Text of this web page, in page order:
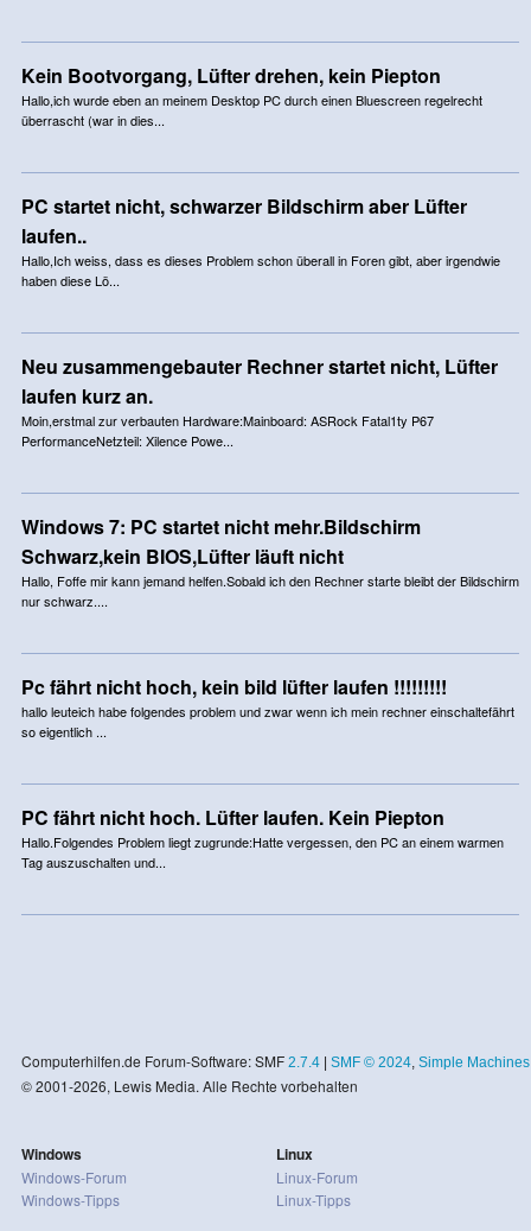
Kein Bootvorgang, Lüfter drehen, kein Piepton
Hallo,ich wurde eben an meinem Desktop PC durch einen Bluescreen regelrecht
überrascht (war in dies...
PC startet nicht, schwarzer Bildschirm aber Lüfter
laufen..
Hallo,Ich weiss, dass es dieses Problem schon überall in Foren gibt, aber irgendwie
haben diese Lö...
Neu zusammengebauter Rechner startet nicht, Lüfter
laufen kurz an.
Moin,erstmal zur verbauten Hardware:Mainboard: ASRock Fatal1ty P67
PerformanceNetzteil: Xilence Powe...
Windows 7: PC startet nicht mehr.Bildschirm
Schwarz,kein BIOS,Lüfter läuft nicht
Hallo, Foffe mir kann jemand helfen.Sobald ich den Rechner starte bleibt der Bildschirm
nur schwarz....
Pc fährt nicht hoch, kein bild lüfter laufen !!!!!!!!!
hallo leuteich habe folgendes problem und zwar wenn ich mein rechner einschaltefährt
so eigentlich ...
PC fährt nicht hoch. Lüfter laufen. Kein Piepton
Hallo.Folgendes Problem liegt zugrunde:Hatte vergessen, den PC an einem warmen
Tag auszuschalten und...
Computerhilfen.de Forum-Software: SMF 2.7.4| SMF © 2024, Simple Machines
© 2001-2026, Lewis Media. Alle Rechte vorbehalten
Windows
Windows-Forum
Windows-Tipps
Linux
Linux-Forum
Linux-Tipps